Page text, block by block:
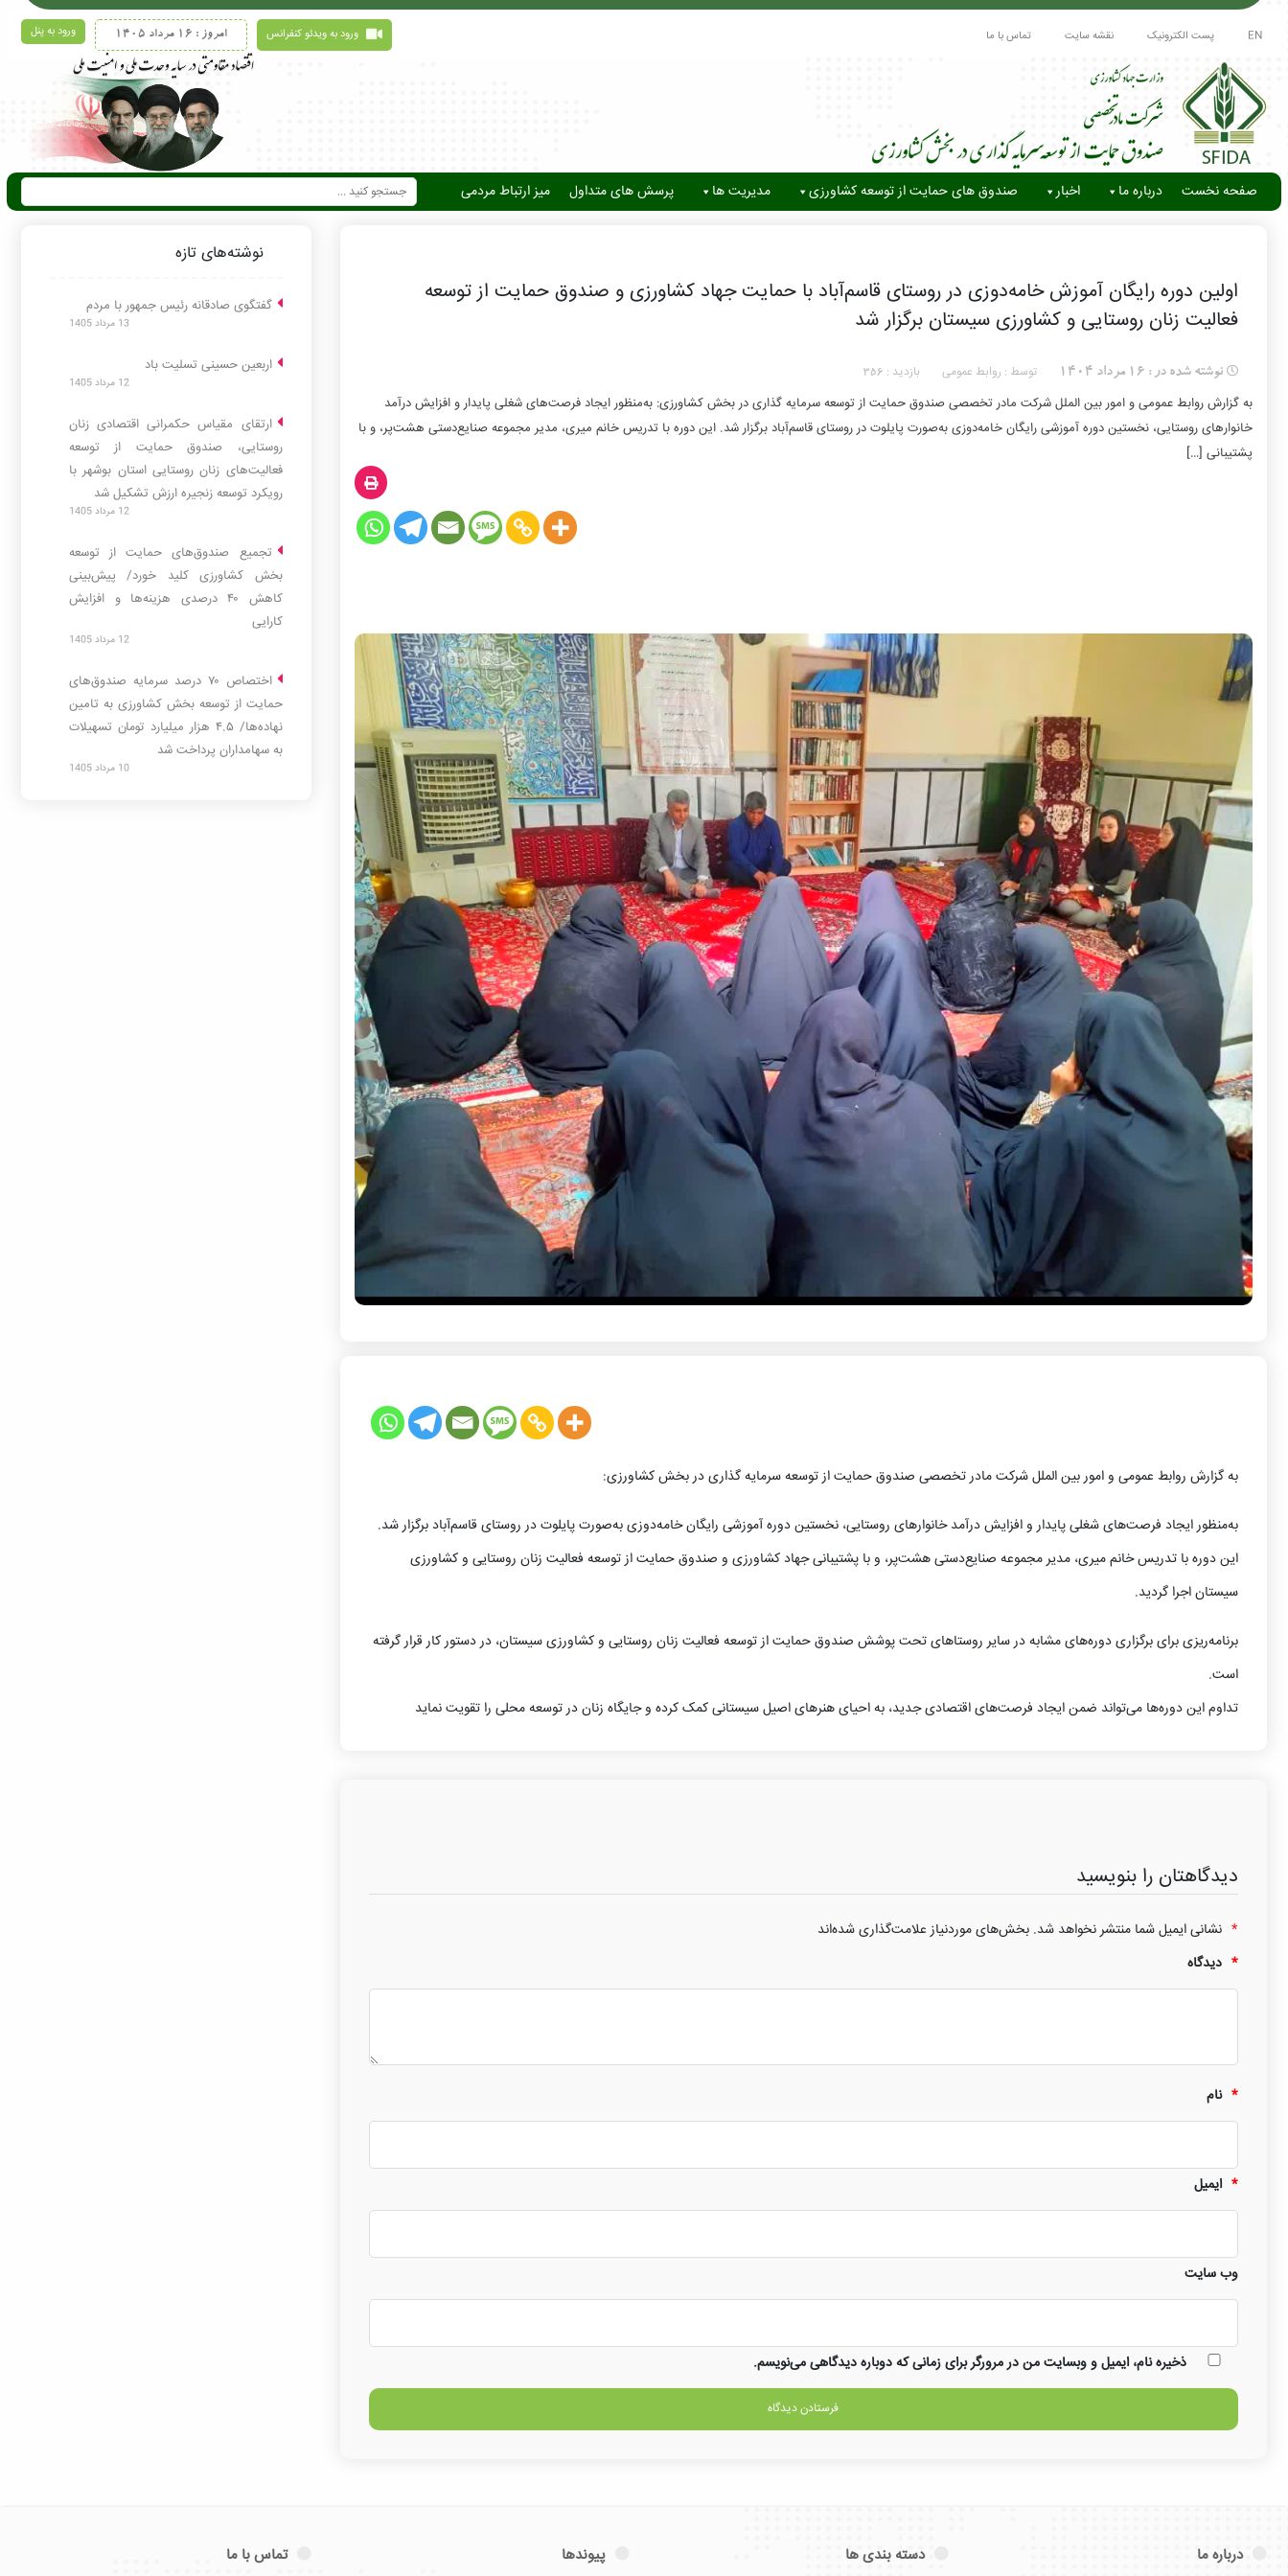
EN پست الکترونیک نقشه سایت تماس با ما ورود به پنل امروز : 16 مرداد 1405 ورود به ویدئو کنفرانس
صفحه نخست درباره ما اخبار صندوق های حمایت از توسعه کشاورزی مدیریت ها پرسش های متداول میز ارتباط مردمی
اولین دوره رایگان آموزش خامه‌دوزی در روستای قاسم‌آباد با حمایت جهاد کشاورزی و صندوق حمایت از توسعه
فعالیت زنان روستایی و کشاورزی سیستان برگزار شد
نوشته شده در : 16 مرداد 1404 توسط : روابط عمومی بازدید : 356
به گزارش روابط عمومی و امور بین الملل شرکت مادر تخصصی صندوق حمایت از توسعه سرمایه گذاری در بخش کشاورزی: به‌منظور ایجاد فرصت‌های شغلی پایدار و افزایش درآمد
خانوارهای روستایی، نخستین دوره آموزشی رایگان خامه‌دوزی به‌صورت پایلوت در روستای قاسم‌آباد برگزار شد. این دوره با تدریس خانم میری، مدیر مجموعه صنایع‌دستی هشت‌پر، و با
پشتیبانی […]
به گزارش روابط عمومی و امور بین الملل شرکت مادر تخصصی صندوق حمایت از توسعه سرمایه گذاری در بخش کشاورزی:
به‌منظور ایجاد فرصت‌های شغلی پایدار و افزایش درآمد خانوارهای روستایی، نخستین دوره آموزشی رایگان خامه‌دوزی به‌صورت پایلوت در روستای قاسم‌آباد برگزار شد.
این دوره با تدریس خانم میری، مدیر مجموعه صنایع‌دستی هشت‌پر، و با پشتیبانی جهاد کشاورزی و‌ صندوق حمایت از توسعه فعالیت زنان روستایی و کشاورزی
سیستان اجرا گردید.
برنامه‌ریزی برای برگزاری دوره‌های مشابه در سایر روستاهای تحت پوشش صندوق حمایت از توسعه فعالیت زنان روستایی و کشاورزی سیستان، در دستور کار قرار گرفته
است.
تداوم این دوره‌ها می‌تواند ضمن ایجاد فرصت‌های اقتصادی جدید، به احیای هنرهای اصیل سیستانی کمک کرده و جایگاه زنان در توسعه محلی را تقویت نماید
نوشته‌های تازه
گفتگوی صادقانه رئیس جمهور با مردم
13 مرداد 1405
اربعین حسینی تسلیت باد
12 مرداد 1405
ارتقای مقیاس حکمرانی اقتصادی زنان
روستایی، صندوق حمایت از توسعه
فعالیت‌های زنان روستایی استان بوشهر با
رویکرد توسعه زنجیره ارزش تشکیل شد
12 مرداد 1405
تجمیع صندوق‌های حمایت از توسعه
بخش کشاورزی کلید خورد/ پیش‌بینی
کاهش ۴۰ درصدی هزینه‌ها و افزایش
کارایی
12 مرداد 1405
اختصاص ۷۰ درصد سرمایه صندوق‌های
حمایت از توسعه بخش کشاورزی به تامین
نهاده‌ها/ ۴.۵ هزار میلیارد تومان تسهیلات
به سهامداران پرداخت شد
10 مرداد 1405
دیدگاهتان را بنویسید
نشانی ایمیل شما منتشر نخواهد شد. بخش‌های موردنیاز علامت‌گذاری شده‌اند
*
دیدگاه *
نام *
ایمیل *
وب‌ سایت
ذخیره نام، ایمیل و وبسایت من در مرورگر برای زمانی که دوباره دیدگاهی می‌نویسم.
درباره ما دسته بندی ها پیوندها تماس با ما